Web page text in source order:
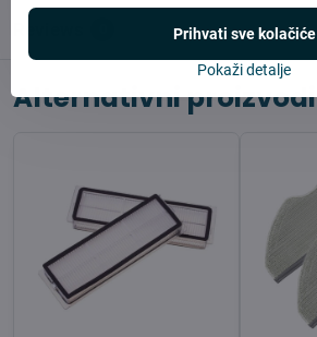
Alternativni proizvodi
Pokaži detalje
Prihvati sve kolačiće